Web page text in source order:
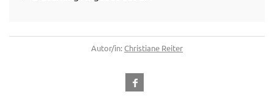
Autor/in:Christiane Reiter